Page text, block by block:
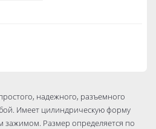
надежного, разъемного
Имеет цилиндрическую форму
зажимом. Размер определяется по